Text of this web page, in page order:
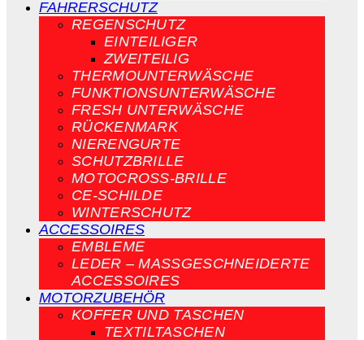
FAHRERSCHUTZ
REGENSCHUTZ
EINTEILIGER
ZWEITEILIG
THERMOUNTERWÄSCHE
FUNKTIONSUNTERWÄSCHE
FRESH UNTERWÄSCHE
RÜCKENMARK
NIERENGURTE
SCHUTZBRILLE
MOTOCROSS-BRILLE
CE-SCHILDE
WINTERSCHUTZ
ACCESSOIRES
EMBLEME
LEDER – MASSGESCHNEIDERTE A
CCESSOIRES
MOTORZUBEHÖR
KOFFER UND TASCHEN
TEXTILTASCHEN